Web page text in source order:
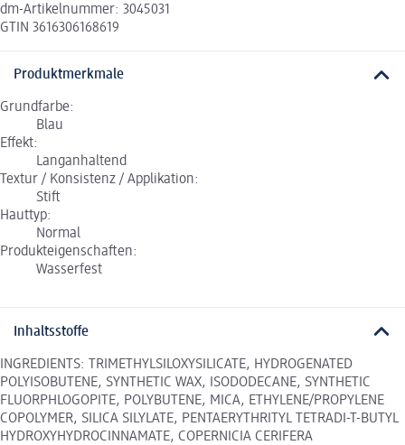
dm-Artikelnummer: 3045031
GTIN 3616306168619
Produktmerkmale
Grundfarbe:
Blau
Effekt:
Langanhaltend
Textur / Konsistenz / Applikation:
Stift
Hauttyp:
Normal
Produkteigenschaften:
Wasserfest
Inhaltsstoffe
INGREDIENTS: TRIMETHYLSILOXYSILICATE, HYDROGENATED
POLYISOBUTENE, SYNTHETIC WAX, ISODODECANE, SYNTHETIC
FLUORPHLOGOPITE, POLYBUTENE, MICA, ETHYLENE/PROPYLENE
COPOLYMER, SILICA SILYLATE, PENTAERYTHRITYL TETRADI-T-BUTYL
HYDROXYHYDROCINNAMATE, COPERNICIA CERIFERA